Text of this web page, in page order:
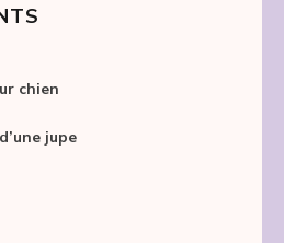
chien
jupe